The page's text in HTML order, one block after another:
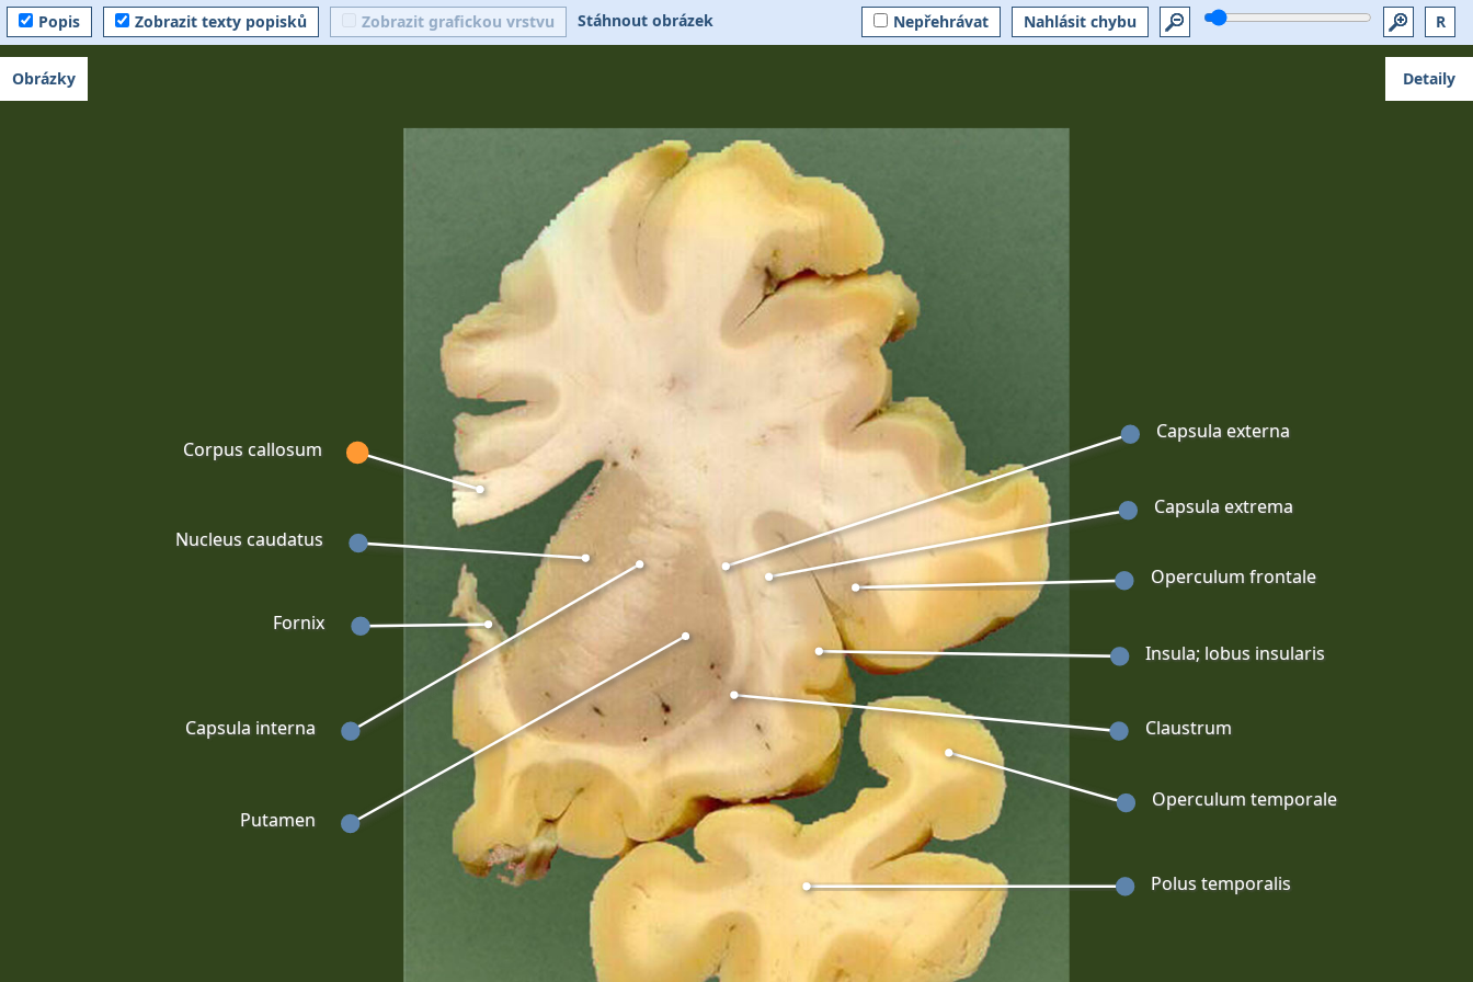
Popis Zobrazit texty popisků Zobrazit grafickou vrstvu Stáhnout obrázek R
Nahlásit chybu
Nepřehrávat
Putamen
Capsula extrema
Capsula externa
Polus temporalis
Capsula interna
Operculum frontale
Claustrum
Operculum temporale
Insula; lobus insularis
Nucleus caudatus
Fornix
Corpus callosum
Obrázky Detaily